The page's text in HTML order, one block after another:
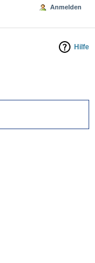
Hilfe
Anmelden